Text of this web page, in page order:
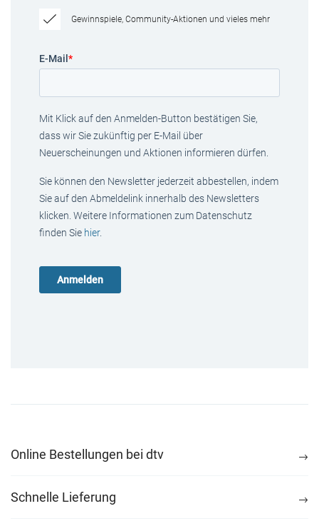
Gewinnspiele, Community-Aktionen und vieles mehr
E-Mail *
Mit Klick auf den Anmelden-Button bestätigen Sie,
dass wir Sie zukünftig per E-Mail über
Neuerscheinungen und Aktionen informieren dürfen.
Sie können den Newsletter jederzeit abbestellen, indem
Sie auf den Abmeldelink innerhalb des Newsletters
klicken. Weitere Informationen zum Datenschutz
finden Sie hier.
Online Bestellungen bei dtv
Schnelle Lieferung